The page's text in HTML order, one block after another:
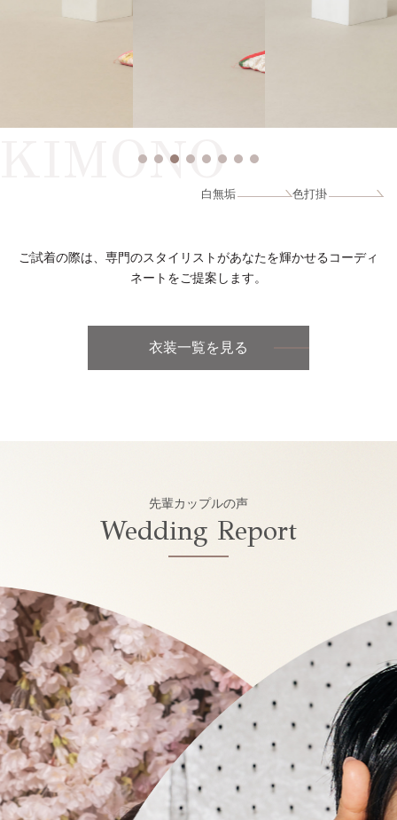
KIMONO
白無垢 色打掛
ご試着の際は、専門のスタイリストがあなたを輝かせるコーディ
ネートをご提案します。
衣装一覧を見る
先輩カップルの声
Wedding Report